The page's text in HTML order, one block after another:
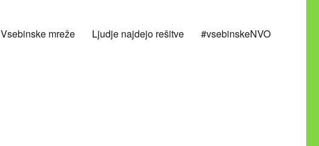
Vsebinske mreže Ljudje najdejo rešitve #vsebinskeNVO